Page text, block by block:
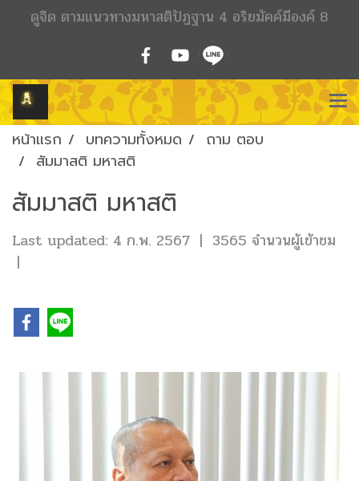
ดูจิต ตามแนวทางมหาสติปัฏฐาน 4 อริยมัคค์มีองค์ 8
หน้าแรก บทความทั้งหมด
ถาม ตอบ
สัมมาสติ มหาสติ
สัมมาสติ มหาสติ
Last updated: 4 ก.พ. 2567 | 3565 จำนวนผู้เข้าชม
|